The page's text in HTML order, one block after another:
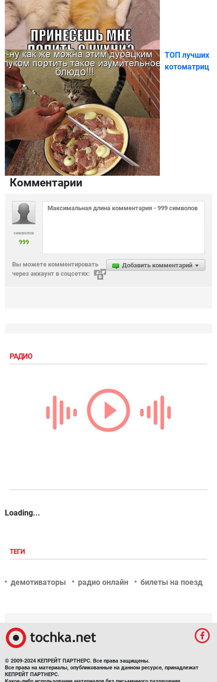
ТОП лучших
котоматриц
Комментарии
символов
999
Добавить комментарий
Вы можете комментировать
через аккаунт в соцсетях:
РАДИО
Loading...
ТЕГИ
демотиваторы радио онлайн билеты на поезд
© 2009-2024 КЕПРЕЙТ ПАРТНЕРС. Все права защищены.
Все права на материалы, опубликованные на данном ресурсе, принадлежат
КЕПРЕЙТ ПАРТНЕРС.